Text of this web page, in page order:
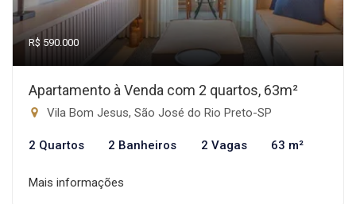
R$ 590.000
Apartamento à Venda com 2 quartos, 63m²
Vila Bom Jesus, São José do Rio Preto-SP
2 Quartos 2 Banheiros 2 Vagas 63 m²
Mais informações